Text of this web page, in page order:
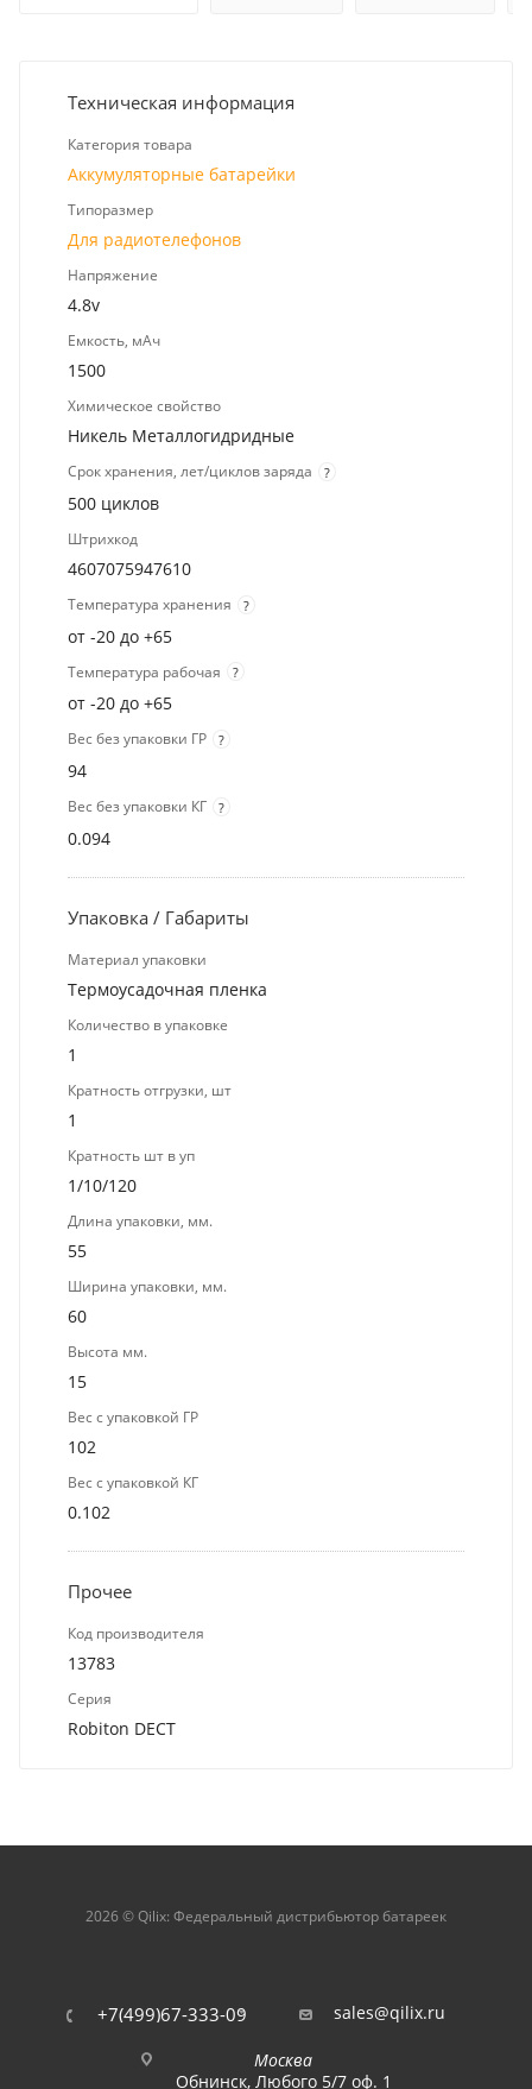
Техническая информация
Категория товара
Аккумуляторные батарейки
Типоразмер
Для радиотелефонов
Напряжение
4.8v
Емкость, мАч
1500
Химическое свойство
Никель Металлогидридные
Срок хранения, лет/циклов заряда ?
500 циклов
Штрихкод
4607075947610
Температура хранения ?
от -20 до +65
Температура рабочая ?
от -20 до +65
Вес без упаковки ГР ?
94
Вес без упаковки КГ ?
0.094
Упаковка / Габариты
Материал упаковки
Термоусадочная пленка
Количество в упаковке
1
Кратность отгрузки, шт
1
Кратность шт в уп
1/10/120
Длина упаковки, мм.
55
Ширина упаковки, мм.
60
Высота мм.
15
Вес с упаковкой ГР
102
Вес с упаковкой КГ
0.102
Прочее
Код производителя
13783
Серия
Robiton DECT
2026 © Qilix: Федеральный дистрибьютор батареек
+7(499)67-333-09 sales@qilix.ru
Москва
Обнинск, Любого 5/7 оф. 1